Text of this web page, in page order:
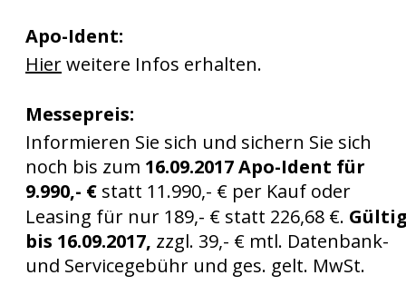
Apo-Ident:
Hier weitere Infos erhalten.
Messepreis:
Informieren Sie sich und sichern Sie sich
noch bis zum 16.09.2017 Apo-Ident für
9.990,- € statt 11.990,- € per Kauf oder
Leasing für nur 189,- € statt 226,68 €.
bis 16.09.2017, zzgl. 39,- € mtl. Datenbank-
und Servicegebühr und ges. gelt. MwSt.